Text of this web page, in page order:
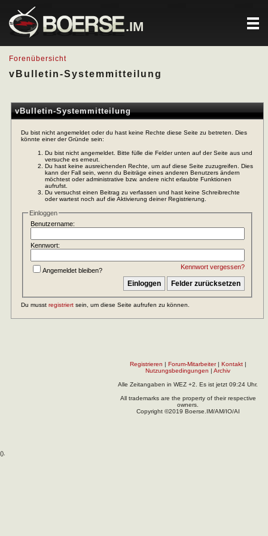
.IM
Forenübersicht
vBulletin-Systemmitteilung
vBulletin-Systemmitteilung
Du bist nicht angemeldet oder du hast keine Rechte diese Seite zu betreten. Dies
könnte einer der Gründe sein:
Du bist nicht angemeldet. Bitte fülle die Felder unten auf der Seite aus und
versuche es erneut.
Du hast keine ausreichenden Rechte, um auf diese Seite zuzugreifen. Dies
kann der Fall sein, wenn du Beiträge eines anderen Benutzers ändern
möchtest oder administrative bzw. andere nicht erlaubte Funktionen
aufrufst.
Du versuchst einen Beitrag zu verfassen und hast keine Schreibrechte
oder wartest noch auf die Aktivierung deiner Registrierung.
Einloggen
Benutzername:
Kennwort:
Kennwort vergessen?
Angemeldet bleiben?
Du musst registriert sein, um diese Seite aufrufen zu können.
Registrieren | Forum-Mitarbeiter| Kontakt|
Nutzungsbedingungen | Archiv
Alle Zeitangaben in WEZ +2. Es ist jetzt 09:24 Uhr.
All trademarks are the property of their respective
owners.
Copyright ©2019 Boerse.IM/AM/IO/AI
().